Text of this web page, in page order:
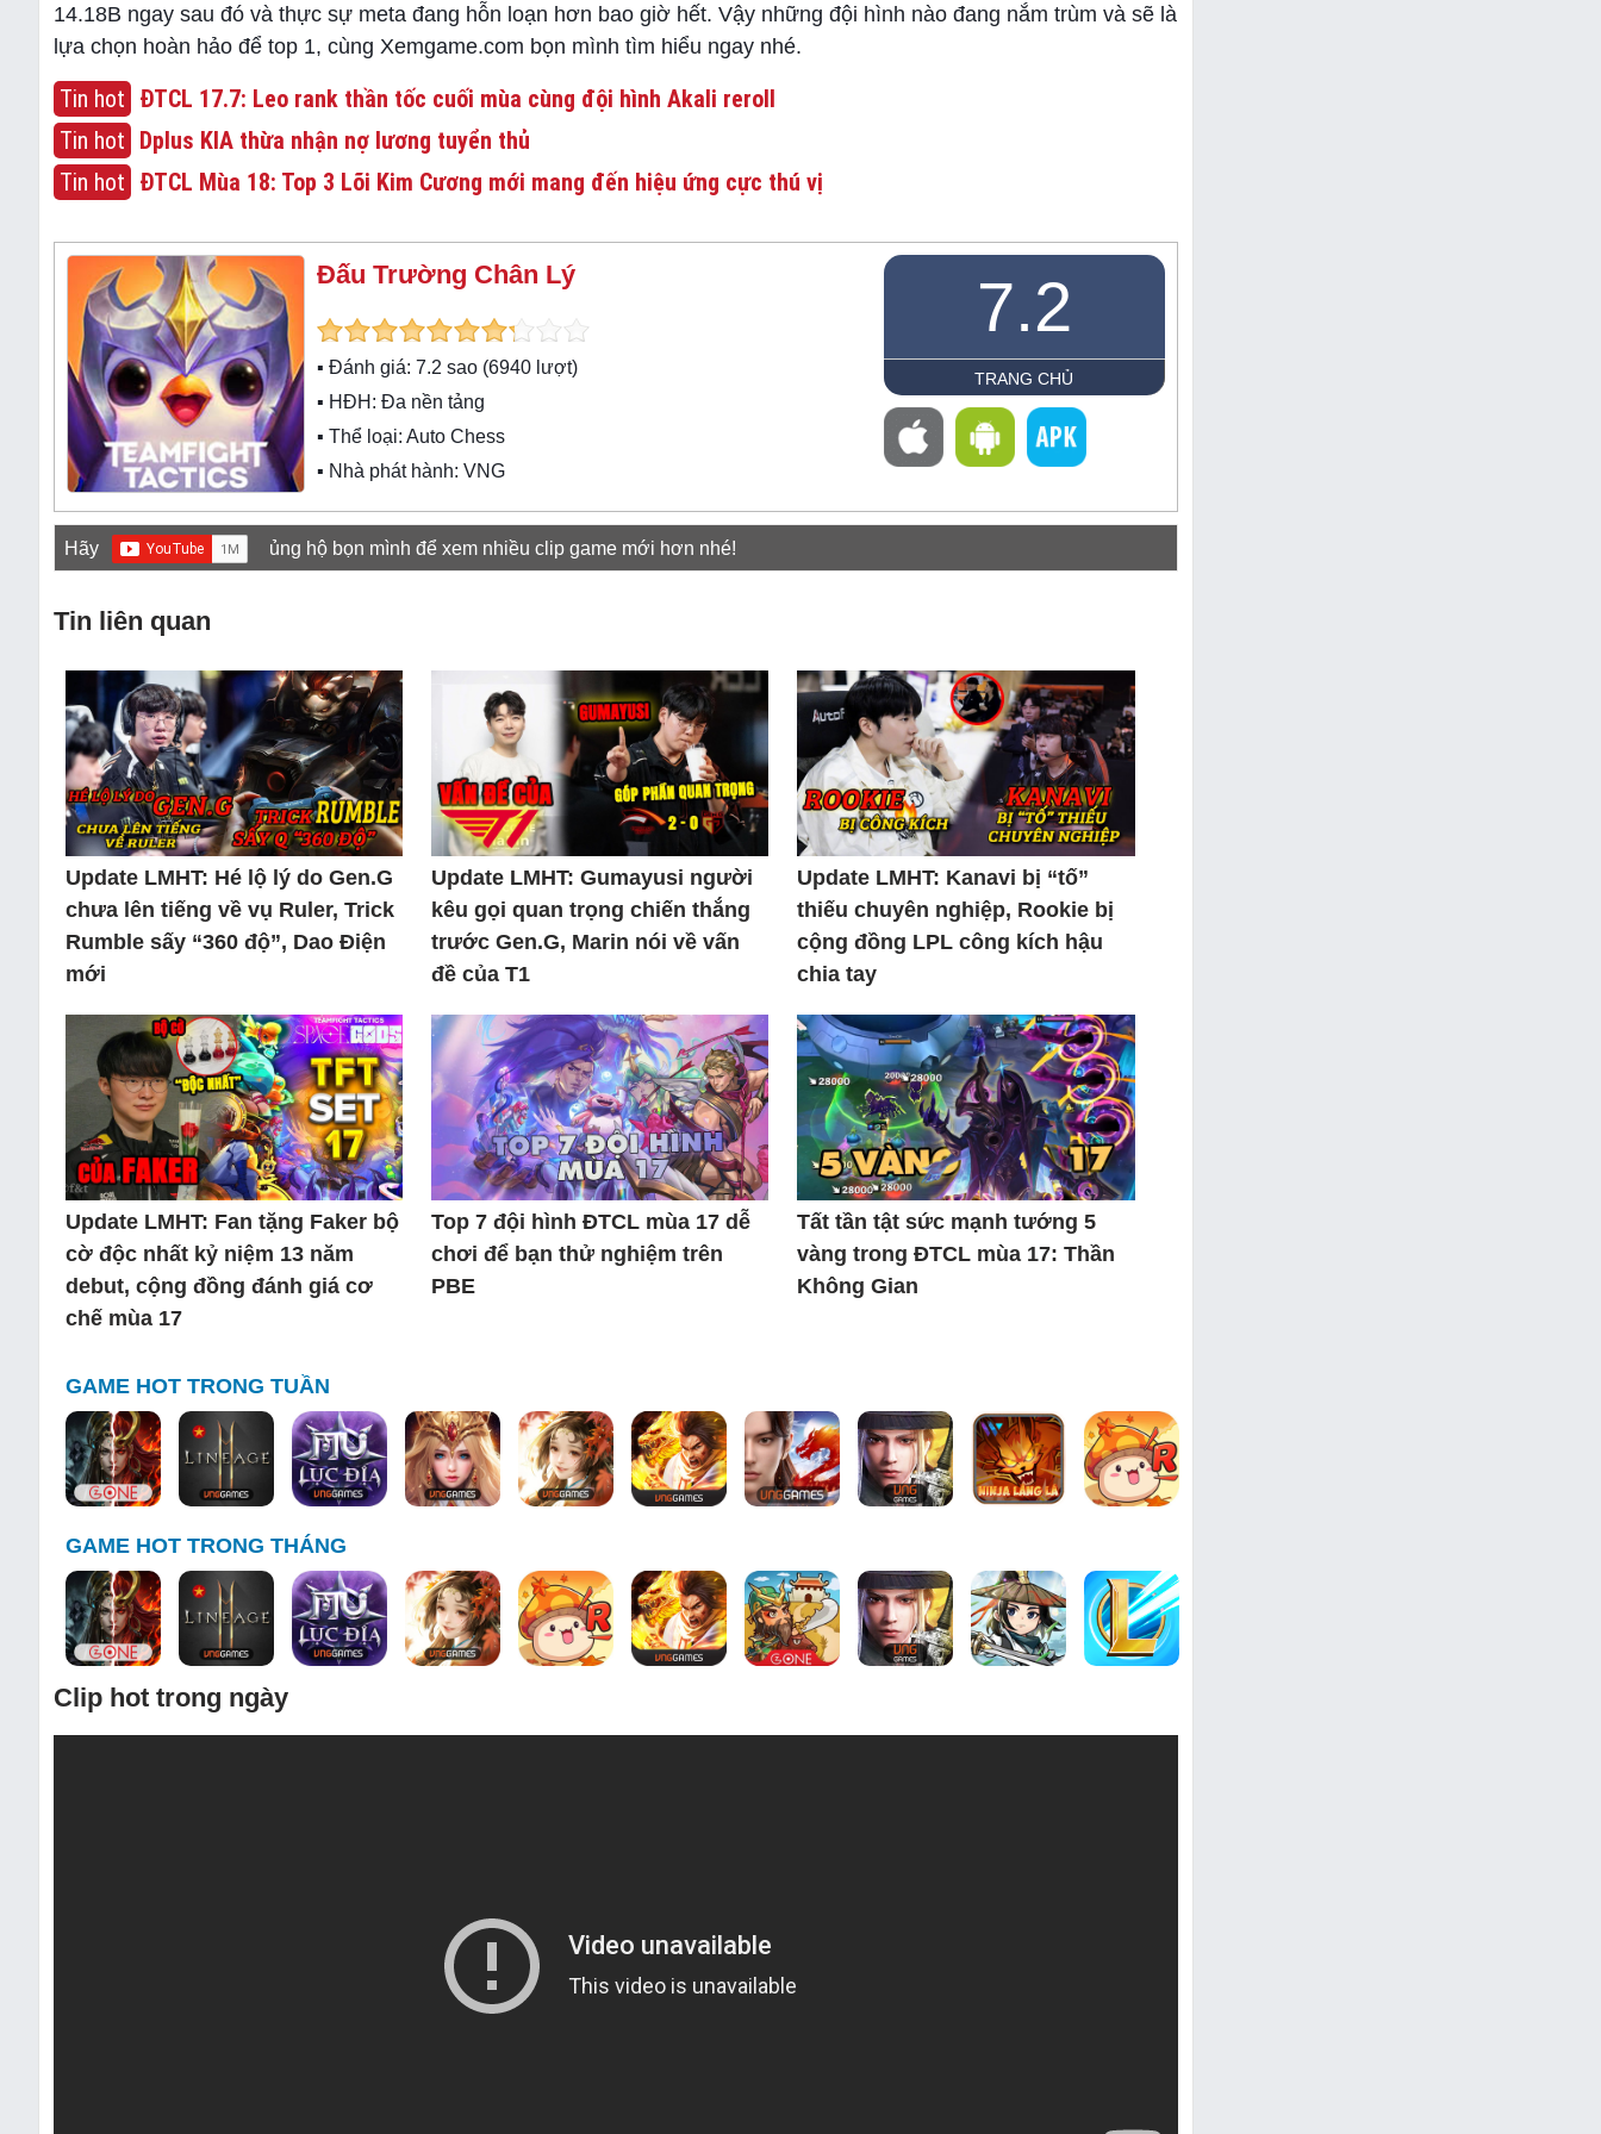
14.18B ngay sau đó và thực sự meta đang hỗn loạn hơn bao giờ hết. Vậy những đội hình nào đang nắm trùm và sẽ là
lựa chọn hoàn hảo để top 1, cùng Xemgame.com bọn mình tìm hiểu ngay nhé.
Tin hot ĐTCL 17.7: Leo rank thần tốc cuối mùa cùng đội hình Akali reroll
Tin hot Dplus KIA thừa nhận nợ lương tuyển thủ
Tin hot ĐTCL Mùa 18: Top 3 Lõi Kim Cương mới mang đến hiệu ứng cực thú vị
Đấu Trường Chân Lý
▪ Đánh giá: 7.2 sao (6940 lượt)
▪ HĐH: Đa nền tảng
▪ Thể loại: Auto Chess
▪ Nhà phát hành: VNG
7.2
TRANG CHỦ
Hãy ủng hộ bọn mình để xem nhiều clip game mới hơn nhé!
Tin liên quan
Update LMHT: Hé lộ lý do Gen.G
chưa lên tiếng về vụ Ruler, Trick
Rumble sấy “360 độ”, Dao Điện
mới
Update LMHT: Gumayusi người
kêu gọi quan trọng chiến thắng
trước Gen.G, Marin nói về vấn
đề của T1
Update LMHT: Kanavi bị “tố”
thiếu chuyên nghiệp, Rookie bị
cộng đồng LPL công kích hậu
chia tay
Update LMHT: Fan tặng Faker bộ
cờ độc nhất kỷ niệm 13 năm
debut, cộng đồng đánh giá cơ
chế mùa 17
Top 7 đội hình ĐTCL mùa 17 dễ
chơi để bạn thử nghiệm trên
PBE
Tất tần tật sức mạnh tướng 5
vàng trong ĐTCL mùa 17: Thần
Không Gian
GAME HOT TRONG TUẦN
GAME HOT TRONG THÁNG
Clip hot trong ngày